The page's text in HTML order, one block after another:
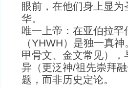
眼前，在他们身上显
华。
唯一上帝：在亚伯拉
（YHWH）是独一真
甲骨文、金文常见）
异（更泛神/祖先崇拜
题，而非历史定论。